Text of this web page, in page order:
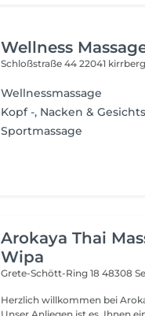
Wellness
Schloßstraße 4422041
Wellnessmassage
Kopf -, Nacken &
Sportmassage
Arokaya Thai
Wipa
Grete-Schött-Ring 1848308
Herzlich willkommen bei